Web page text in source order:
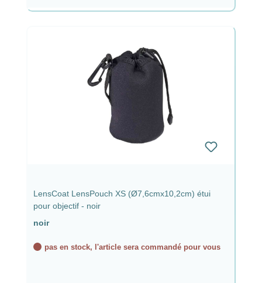
LensCoat LensPouch XS (Ø7,6cmx10,2cm) étui
pour objectif - noir
noir
pas en stock, l'article sera commandé pour vous